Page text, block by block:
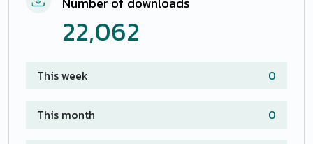
22,062
This week 0
This month 0